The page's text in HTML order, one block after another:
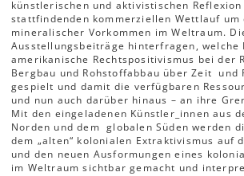
künstlerischen und aktivistischen
stattfindenden kommer­ziellen Wettlauf um
mineralischer Vorkommen im Weltraum.
Ausstellungsbeiträge hinterfragen,
amerikani­sche Rechtspositivismus bei der
Bergbau und Rohstoffabbau über Zeit und
gespielt und damit die ver­fügbaren
und nun auch darüber hinaus – an ihre
Mit den eingeladenen Künstler_in­nen aus
Norden und dem globalen Süden werden
dem „alten“ kolonialen Extraktivismus auf
und den neuen Ausformungen eines
im Weltraum sichtbar gemacht und